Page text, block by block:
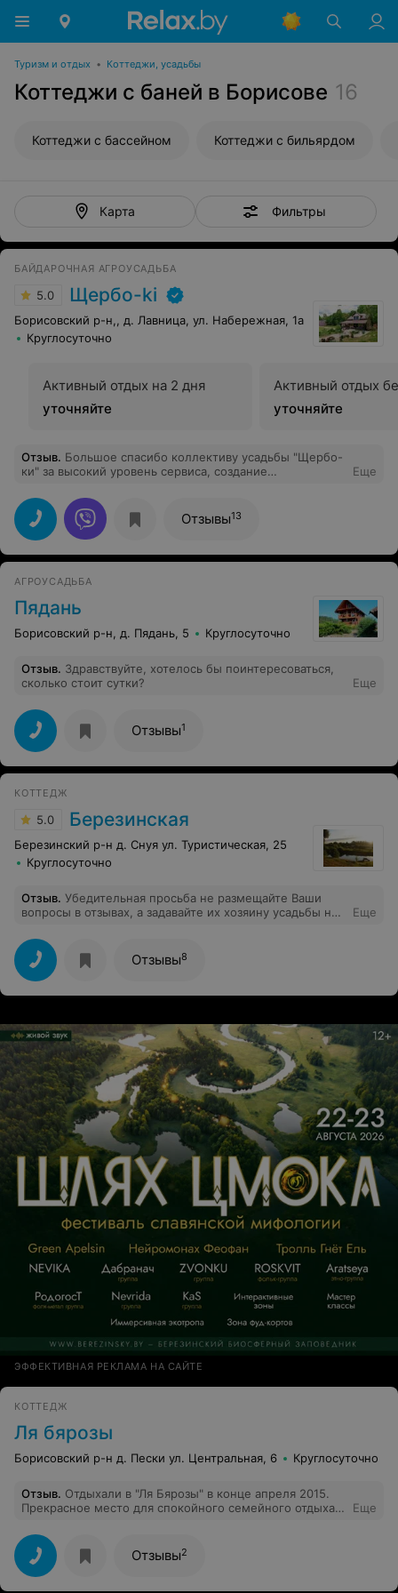
Туризм и отдых • Коттеджи, усадьбы
Коттеджи с баней в Борисове 16
Коттеджи с бассейном Коттеджи с бильярдом
Карта Фильтры
БАЙДАРОЧНАЯ АГРОУСАДЬБА
5.0 Щербо-ki
Борисовский р-н,, д. Лавница, ул. Набережная, 1а
Круглосуточно
Активный отдых на 2 дня
уточняйте
Активный отдых
уточняйте
Отзыв. Большое спасибо коллективу усадьбы "Щербо-
ки" за высокий уровень сервиса, создание
нашего корпоративного отдыха. Желаем успехов в
вашем деле, новых идей и их благополучной
реализации!
Еще
Отзывы13
АГРОУСАДЬБА
Пядань
Борисовский р-н, д. Пядань, 5 Круглосуточно
Отзыв. Здравствуйте, хотелось бы поинтересоваться,
сколько стоит сутки?
Еще
Отзывы1
КОТТЕДЖ
5.0 Березинская
Березинский р-н д. Снуя ул. Туристическая, 25
Круглосуточно
Отзыв. Убедительная просьба не размещайте Ваши
вопросы в отзывах, а задавайте их хозяину усадьбы на
+375296244237. С уважением, Дмитрий.
Еще
Отзывы8
ЭФФЕКТИВНАЯ РЕКЛАМА НА САЙТЕ
КОТТЕДЖ
Ля бярозы
Борисовский р-н д. Пески ул. Центральная, 6 Круглосуточно
Отзыв. Отдыхали в "Ля Бярозы" в конце апреля 2015.
Прекрасное место для спокойного семейного отдыха,
девственную красоту природы. Впервые мы поймали
себя на мысли, что ожидания от отдыха были намного
меньше, чем сам отдых. Конечно, надо отметить, что
это заслуга замечательных людей, хозяев усадьбы
Еще
Отзывы2